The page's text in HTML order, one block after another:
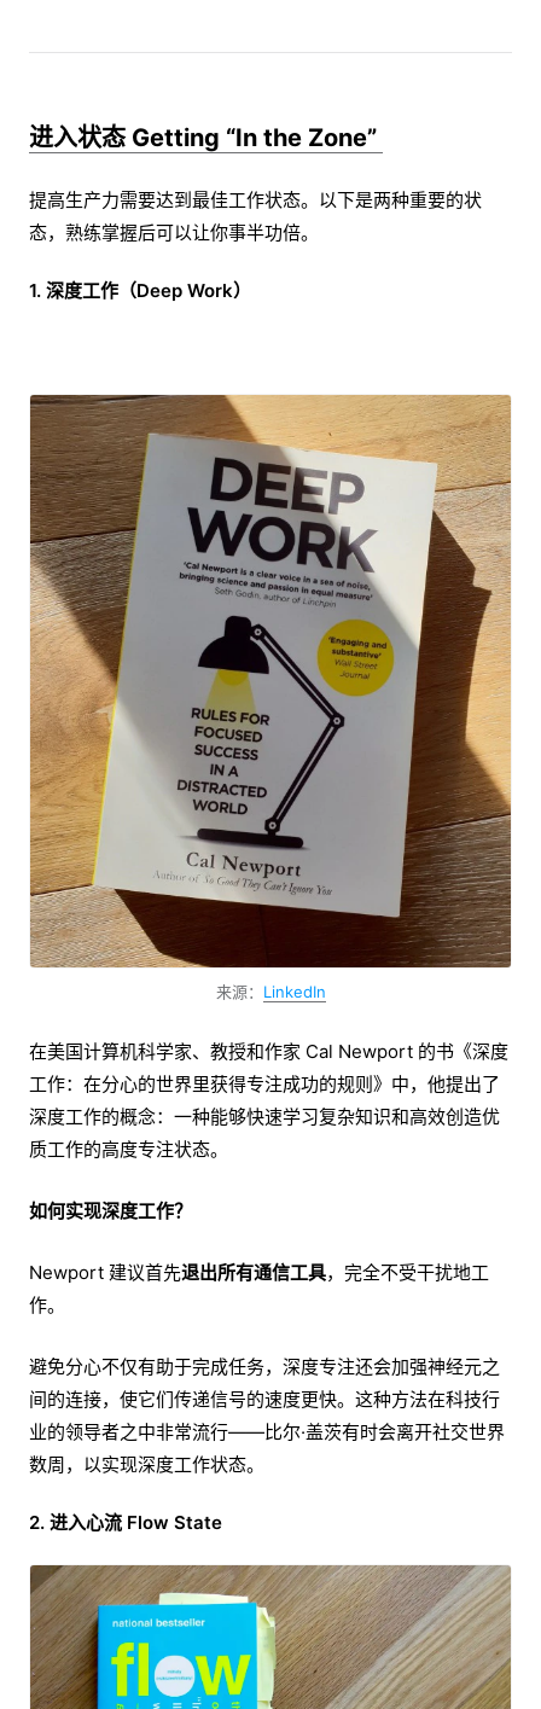
进入状态 Getting “In the Zone”
提高生产力需要达到最佳工作状态。以下是两种重要的状
态，熟练掌握后可以让你事半功倍。
1. 深度工作（Deep Work）
来源： LinkedIn
在美国计算机科学家、教授和作家 Cal Newport 的书《深度
工作：在分心的世界里获得专注成功的规则》中，他提出了
深度工作的概念：一种能够快速学习复杂知识和高效创造优
质工作的高度专注状态。
如何实现深度工作？
Newport 建议首先退出所有通信工具，完全不受干扰地工
作。
避免分心不仅有助于完成任务，深度专注还会加强神经元之
间的连接，使它们传递信号的速度更快。这种方法在科技行
业的领导者之中非常流行——比尔·盖茨有时会离开社交世界
数周，以实现深度工作状态。
2. 进入心流 Flow State